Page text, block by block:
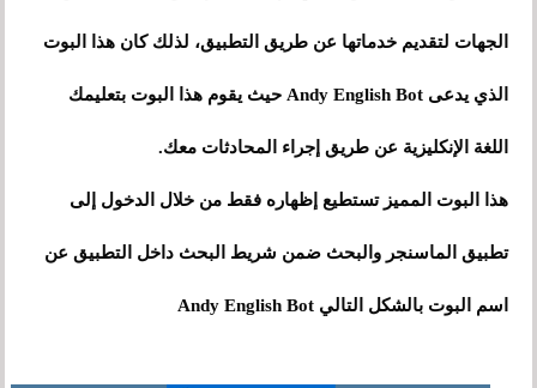
الجهات لتقديم خدماتها عن طريق التطبيق، لذلك كان هذا البوت
الذي يدعى Andy English Bot حيث يقوم هذا البوت بتعليمك
اللغة الإنكليزية عن طريق إجراء المحادثات معك.
هذا البوت المميز تستطيع إظهاره فقط من خلال الدخول إلى
تطبيق الماسنجر والبحث ضمن شريط البحث داخل التطبيق عن
اسم البوت بالشكل التالي Andy English Bot